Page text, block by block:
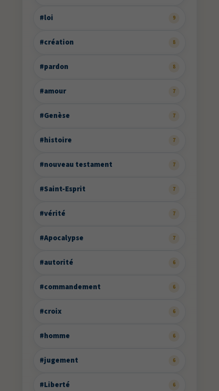
#loi 9
#création 8
#pardon 8
#amour 7
#Genèse 7
#histoire 7
#nouveau testament 7
#Saint-Esprit 7
#vérité 7
#Apocalypse 7
#autorité 6
#commandement 6
#croix 6
#homme 6
#jugement 6
#Liberté 6